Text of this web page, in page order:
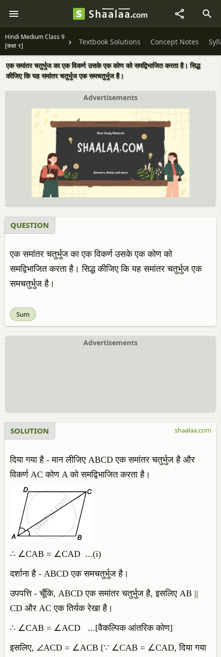
Hindi Medium Class 9
[कक्षा ९]
Textbook Solutions Concept Notes
एक समांतर चतुर्भुज का एक विकर्ण उसके एक कोण को समद्विभाजित करता है। सिद्ध
कीजिए कि यह समांतर चतुर्भुज एक समचतुर्भुज है।
Advertisements
QUESTION
एक समांतर चतुर्भुज का एक विकर्ण उसके एक कोण को
समद्विभाजित करता है। सिद्ध कीजिए कि यह समांतर चतुर्भुज एक
समचतुर्भुज है।
Sum
Advertisements
SOLUTION
दिया गया है - मान लीजिए ABCD एक समांतर चतुर्भुज है और
विकर्ण AC कोण A को समद्विभाजित करता है।
∴ ∠CAB = ∠CAD ...(i)
दर्शाना है - ABCD एक समचतुर्भुज है।
उपपत्ति - चूँकि, ABCD एक समांतर चतुर्भुज है, इसलिए AB ||
CD और AC एक तिर्यक रेखा है।
∴ ∠CAB = ∠ACD ...[वैकल्पिक आंतरिक कोण]
इसलिए, ∠ACD = ∠ACB [∵ ∠CAB = ∠CAD, दिया गया
shaalaa.com